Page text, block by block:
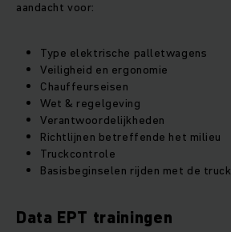
aandacht voor:
Type elektrische palletwagens
Veiligheid en ergonomie
Chauffeurseisen
Wet & regelgeving
Verantwoordelijkheden
Richtlijnen betreffende het milieu
Truckcontrole
Basisbeginselen rijden met de truck
Data EPT trainingen